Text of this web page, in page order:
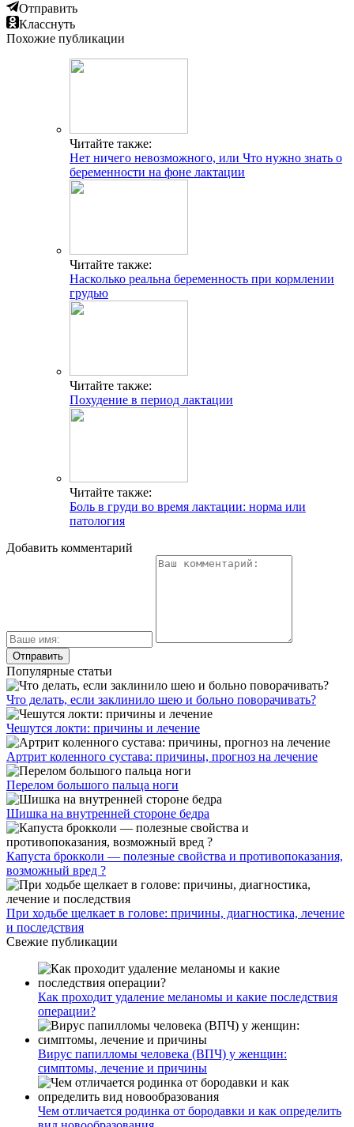
Отправить
Класснуть
Похожие публикации
Читайте также:
Нет ничего невозможного, или Что нужно знать о
беременности на фоне лактации
Читайте также:
Насколько реальна беременность при кормлении
грудью
Читайте также:
Похудение в период лактации
Читайте также:
Боль в груди во время лактации: норма или
патология
Добавить комментарий
Популярные статьи
Что делать, если заклинило шею и больно поворачивать?
Чешутся локти: причины и лечение
Артрит коленного сустава: причины, прогноз на лечение
Перелом большого пальца ноги
Шишка на внутренней стороне бедра
Капуста брокколи — полезные свойства и противопоказания,
возможный вред ?
При ходьбе щелкает в голове: причины, диагностика, лечение
и последствия
Свежие публикации
Как проходит удаление меланомы и какие последствия
операции?
Вирус папилломы человека (ВПЧ) у женщин:
симптомы, лечение и причины
Чем отличается родинка от бородавки и как определить